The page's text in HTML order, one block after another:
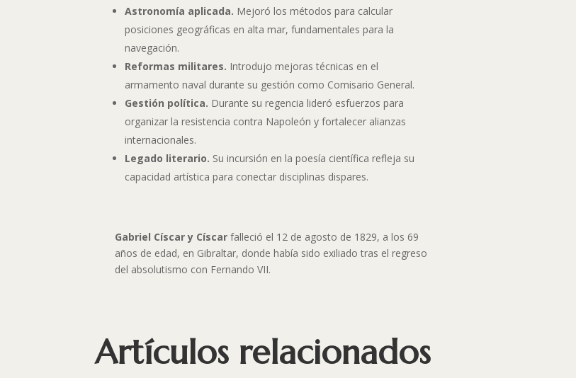
Astronomía aplicada. Mejoró los métodos para calcular
posiciones geográficas en alta mar, fundamentales para la
navegación.
Reformas militares. Introdujo mejoras técnicas en el
armamento naval durante su gestión como Comisario General.
Gestión política. Durante su regencia lideró esfuerzos para
organizar la resistencia contra Napoleón y fortalecer alianzas
internacionales.
Legado literario. Su incursión en la poesía científica refleja su
capacidad artística para conectar disciplinas dispares.
Gabriel Císcar y Císcar falleció el 12 de agosto de 1829, a los 69
años de edad, en Gibraltar, donde había sido exiliado tras el regreso
del absolutismo con Fernando VII.
Artículos relacionados